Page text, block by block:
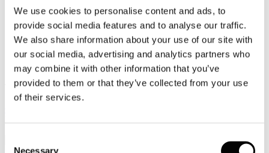
We use cookies to personalise content and ads, to
provide social media features and to analyse our traffic.
We also share information about your use of our site with
our social media, advertising and analytics partners who
may combine it with other information that you’ve
provided to them or that they’ve collected from your use
of their services.
Necessary
Video
Articoli e Interviste
Contatti
Tel. +39 320 57 80 986
Email segreteria@federturismo.it